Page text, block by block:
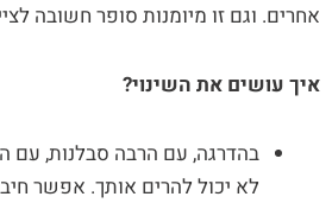
אחרים. וגם זו מיומנות סופר חשובה
איך עושים את השינוי?
בהדרגה, עם הרבה סבלנות, עם
לא יכול להרים אותך. אפשר